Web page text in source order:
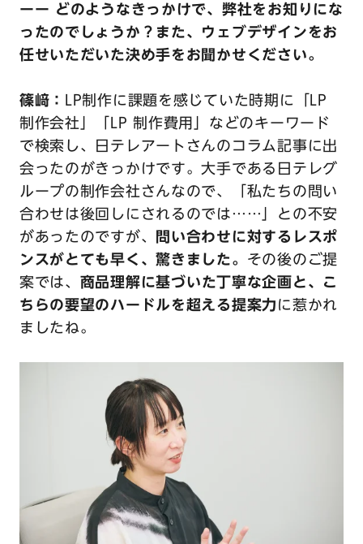
ーー どのようなきっかけで、弊社をお知りにな
ったのでしょうか？また、ウェブデザインをお
任せいただいた決め手をお聞かせください。
篠﨑：
LP制作に課題を感じていた時期に「LP
制作会社」「LP 制作費用」などのキーワード
で検索し、日テレアートさんのコラム記事に出
会ったのがきっかけです。大手である日テレグ
ループの制作会社さんなので、「私たちの問い
合わせは後回しにされるのでは……」との不安
があったのですが、
問い合わせに対するレスポ
ンスがとても早く、驚きました。 その後のご提
案では、 商品理解に基づいた丁寧な企画と、こ
ちらの要望のハードルを超える提案力 に惹かれ
ましたね。